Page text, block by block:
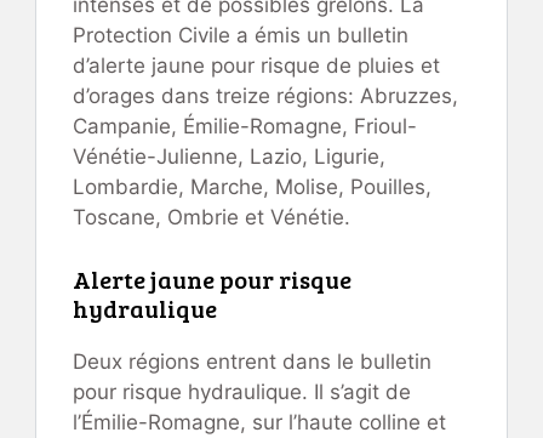
intenses et de possibles grêlons. La
Protection Civile a émis un bulletin
d’alerte jaune pour risque de pluies et
d’orages dans treize régions: Abruzzes,
Campanie, Émilie-Romagne, Frioul-
Vénétie-Julienne, Lazio, Ligurie,
Lombardie, Marche, Molise, Pouilles,
Toscane, Ombrie et Vénétie.
Alerte jaune pour risque
hydraulique
Deux régions entrent dans le bulletin
pour risque hydraulique. Il s’agit de
l’Émilie-Romagne, sur l’haute colline et